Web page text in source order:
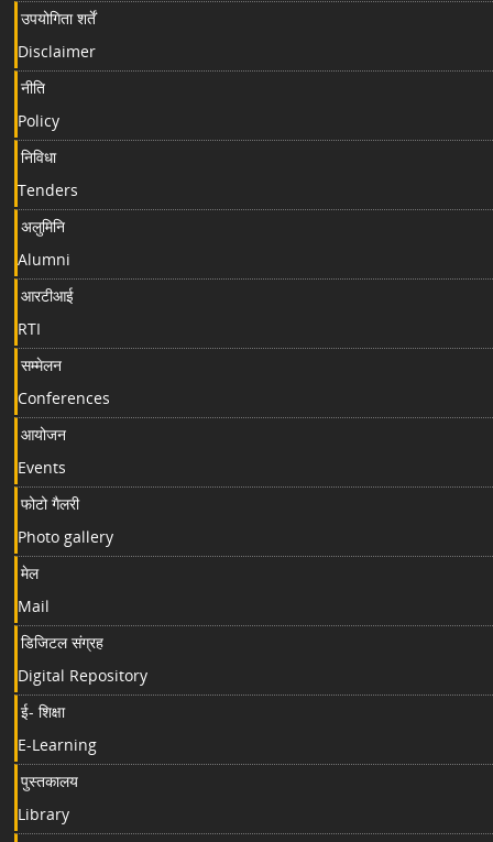
उपयोगिता शर्तें
Disclaimer
नीति
Policy
निविधा
Tenders
अलुमिनि
Alumni
आरटीआई
RTI
सम्मेलन
Conferences
आयोजन
Events
फोटो गैलरी
Photo gallery
मेल
Mail
डिजिटल संग्रह
Digital Repository
ई- शिक्षा
E-Learning
पुस्तकालय
Library